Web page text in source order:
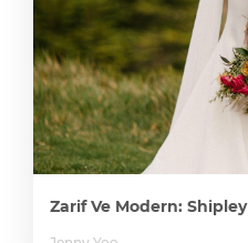
Zarif Ve Modern: Shipley